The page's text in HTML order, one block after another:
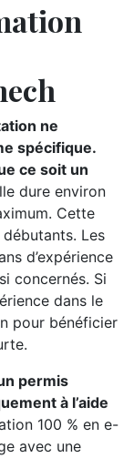
ne
spécifique.
ce soit un
dure environ
Cette
Les
d’expérience
concernés. Si
dans le
pour bénéficier
permis
à l’aide
100 % en e-
avec une